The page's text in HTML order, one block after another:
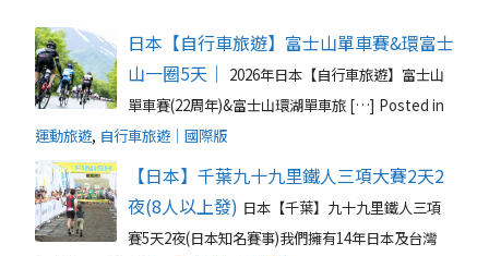
日本【自行車旅遊】富士山單車賽&環富士
山一圈5天｜
2026年日本【自行車旅遊】富士山
單車賽(22周年)&富士山環湖單車旅 […] Posted in
運動旅遊, 自行車旅遊｜國際版
【日本】千葉九十九里鐵人三項大賽2天2
夜(8人以上發) 日本【千葉】九十九里鐵人三項
賽5天2夜(日本知名賽事)我們擁有14年日本及台灣